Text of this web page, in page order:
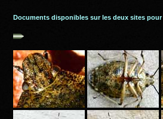
Documents disponibles sur les deux sites pour